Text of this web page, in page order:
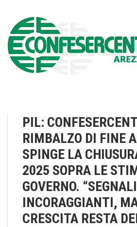
PIL:
RIMBALZO DI FINE
SPINGE LA
2025 SOPRA LE
GOVERNO. “SEGNALI
INCORAGGIANTI,
CRESCITA RESTA